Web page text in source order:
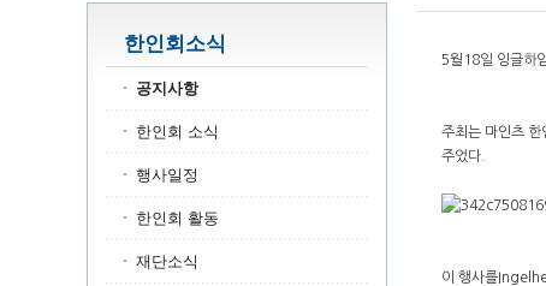
5월18일 잉글하
주최는 마인츠
주었다.
이 행사를
한인회소식
공지사항
한인회 소식
행사일정
한인회 활동
재단소식